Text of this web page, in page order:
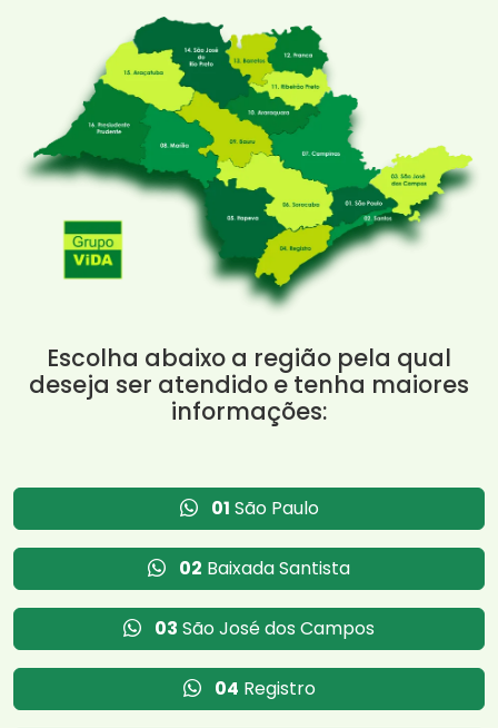
Escolha abaixo a região pela qual
deseja ser atendido e tenha maiores
informações:
01 São Paulo
02 Baixada Santista
03 São José dos Campos
04 Registro